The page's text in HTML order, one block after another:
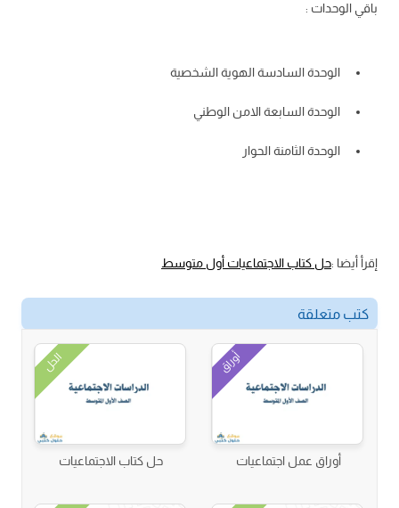
باقي الوحدات :
الوحدة السادسة الهوية الشخصية
الوحدة السابعة الامن الوطني
الوحدة الثامنة الحوار
إقرأ أيضا :حل كتاب الاجتماعيات أول متوسط
كتب متعلقة
أوراق
أوراق عمل اجتماعيات
الحل
حل كتاب الاجتماعيات